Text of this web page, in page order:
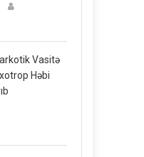
Vasitə
Həbi